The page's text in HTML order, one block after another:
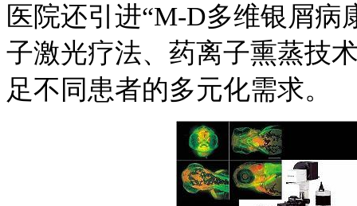
医院还引进“M-D多维银屑病
子激光疗法、药离子熏蒸技
足不同患者的多元化需求。